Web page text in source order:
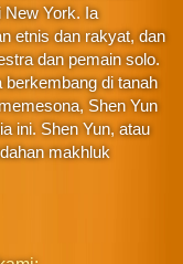
New York. Ia
etnis dan rakyat, dan
dan pemain solo.
berkembang di tanah
Shen Yun
ini. Shen Yun, atau
makhluk